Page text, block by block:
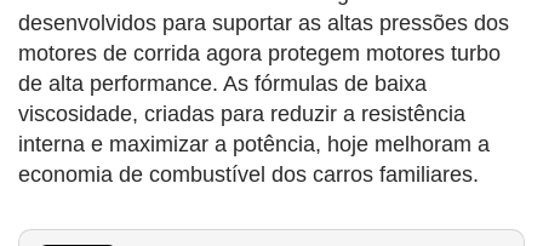
desenvolvidos para suportar as altas pressões dos
motores de corrida agora protegem motores turbo
de alta performance. As fórmulas de baixa
viscosidade, criadas para reduzir a resistência
interna e maximizar a potência, hoje melhoram a
economia de combustível dos carros familiares.